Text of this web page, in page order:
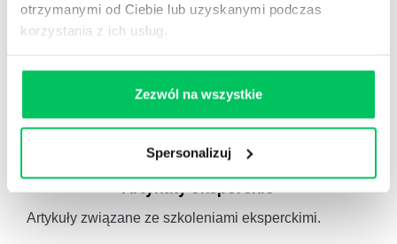
otrzymanymi od Ciebie lub uzyskanymi podczas
korzystania z ich usług.
Zezwól na wszystkie
Spersonalizuj
Gamma Q&A
obszaru HR.
Artykuły związane ze szkoleniami eksperckimi.